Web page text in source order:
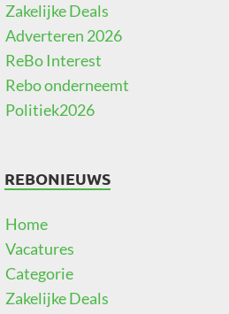
Zakelijke Deals
Adverteren 2026
ReBo Interest
Rebo onderneemt
Politiek2026
REBONIEUWS
Home
Vacatures
Categorie
Zakelijke Deals